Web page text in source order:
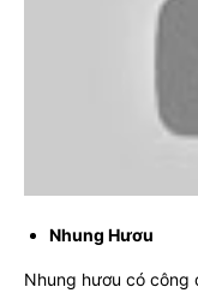
Nhung Hươu
Nhung hươu có công